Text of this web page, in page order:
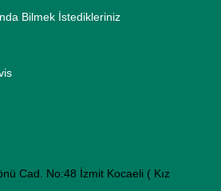
Bilmek İstedikleriniz
Cad. No:48 İzmit Kocaeli ( Kız